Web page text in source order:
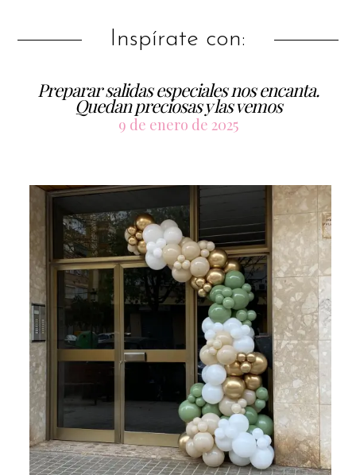
Inspírate con:
Preparar salidas especiales nos encanta.
Quedan preciosas y las vemos
9 de enero de 2025